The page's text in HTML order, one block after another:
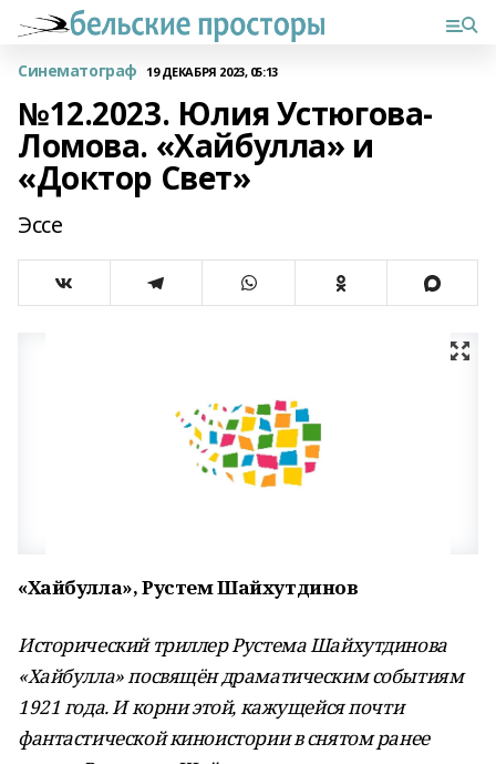
Синематограф 19 ДЕКАБРЯ 2023, 05:13
№12.2023. Юлия Устюгова-
Ломова. «Хайбулла» и
«Доктор Свет»
Эссе
«Хайбулла», Рустем Шайхутдинов
Исторический триллер Рустема Шайхутдинова
«Хайбулла» посвящён драматическим событиям
1921 года. И корни этой, кажущейся почти
фантастической киноистории в снятом ранее